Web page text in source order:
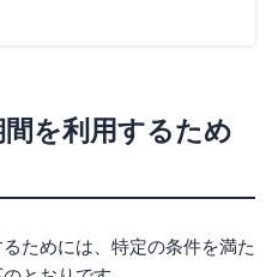
を利用するため
ためには、特定の条件を満た